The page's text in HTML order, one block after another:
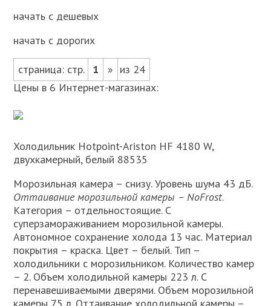
начать с дешевых
начать с дорогих
страница: стр. 1 » из 24
Цены в 6 Интернет-магазинах:
Холодильник Hotpoint-Ariston HF 4180 W,
двухкамерный, белый 88535
Морозильная камера – снизу. Уровень шума 43 дБ.
Оттаивание морозильной камеры – NoFrost.
Категория – отдельностоящие. С
суперзамораживанием морозильной камеры.
Автономное сохранение холода 13 час. Материал
покрытия – краска. Цвет – белый. Тип –
холодильники с морозильником. Количество камер
– 2. Объем холодильной камеры 223 л. С
перенавешиваемыми дверями. Объем морозильной